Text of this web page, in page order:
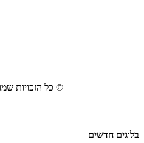
© כל הזכויות
בלוגים חדשים